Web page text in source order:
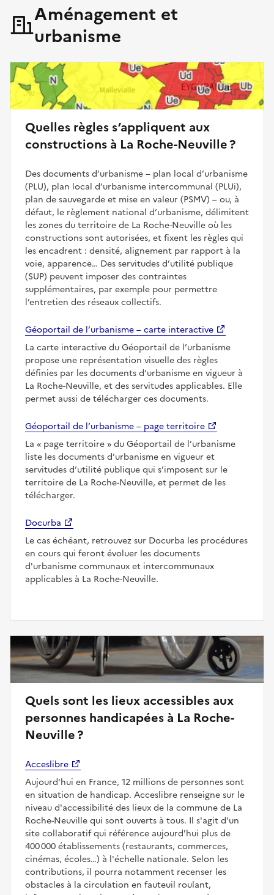
Aménagement et
urbanisme
Quelles règles s’appliquent aux
constructions à La Roche-Neuville ?
Des documents d’urbanisme – plan local d’urbanisme
(PLU), plan local d’urbanisme intercommunal (PLUi),
plan de sauvegarde et mise en valeur (PSMV) – ou, à
défaut, le règlement national d’urbanisme, délimitent
les zones du territoire de La Roche-Neuville où les
constructions sont autorisées, et fixent les règles qui
les encadrent : densité, alignement par rapport à la
voie, apparence… Des servitudes d’utilité publique
(SUP) peuvent imposer des contraintes
supplémentaires, par exemple pour permettre
l’entretien des réseaux collectifs.
Géoportail de l’urbanisme – carte interactive
La carte interactive du Géoportail de l’urbanisme
propose une représentation visuelle des règles
définies par les documents d’urbanisme en vigueur à
La Roche-Neuville, et des servitudes applicables. Elle
permet aussi de télécharger ces documents.
Géoportail de l’urbanisme – page territoire
La
page territoire
du Géoportail de l’urbanisme
liste les documents d’urbanisme en vigueur et
servitudes d’utilité publique qui s’imposent sur le
territoire de La Roche-Neuville, et permet de les
télécharger.
Docurba
Le cas échéant, retrouvez sur Docurba les procédures
en cours qui feront évoluer les documents
d'urbanisme communaux et intercommunaux
applicables à La Roche-Neuville.
Quels sont les lieux accessibles aux
personnes handicapées à La Roche-
Neuville ?
Acceslibre
Aujourd'hui en France, 12 millions de personnes sont
en situation de handicap. Acceslibre renseigne sur le
niveau d'accessibilité des lieux de la commune de La
Roche-Neuville qui sont ouverts à tous. Il s'agit d'un
site collaboratif qui référence aujourd'hui plus de
400 000 établissements (restaurants, commerces,
cinémas, écoles…) à l'échelle nationale. Selon les
contributions, il pourra notamment recenser les
obstacles à la circulation en fauteuil roulant,